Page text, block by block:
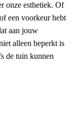
onze esthetiek. Of
een voorkeur hebt
aan jouw
alleen beperkt is
de tuin kunnen